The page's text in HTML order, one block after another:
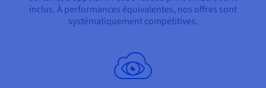
inclus. À performances équivalentes, nos offres sont
systématiquement compétitives.